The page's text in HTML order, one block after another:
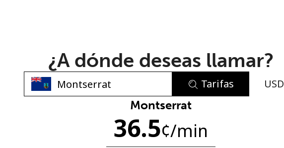
No se ha creado una contraseña
Mínimo 8 caracteres
Una letra mayúscula y una minúscula
¿A dónde deseas llamar?
Tarifas USD
Montserrat
36.5¢/min